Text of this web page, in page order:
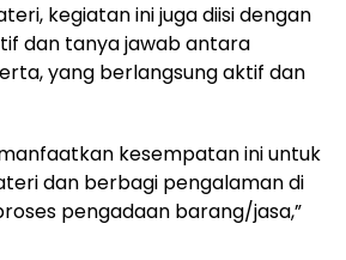
kegiatan ini juga diisi dengan
dan tanya jawab antara
yang berlangsung aktif dan
kesempatan ini untuk
dan berbagi pengalaman di
pengadaan barang/jasa,”